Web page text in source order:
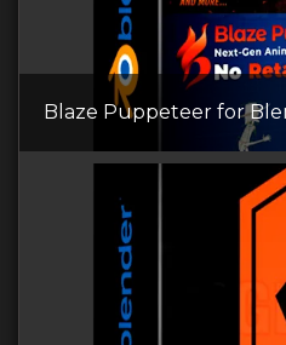
Blaze Puppeteer for